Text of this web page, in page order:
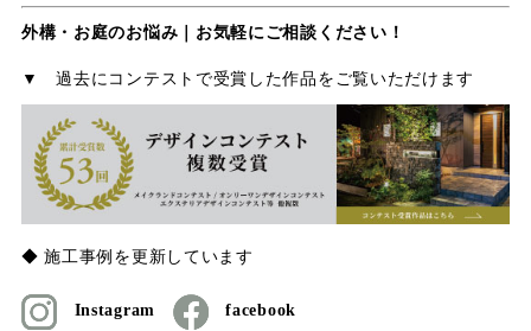
外構・お庭のお悩み｜お気軽にご相談ください！
▼ 過去にコンテストで受賞した作品をご覧いただけます
◆ 施工事例を更新しています
Instagram facebook